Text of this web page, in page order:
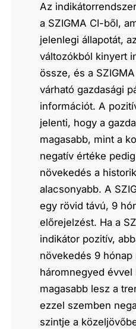
Az
a SZIGMA CI-ből,
jelenlegi állapotát,
változókból kinyert
össze, és a
várható gazdasági
információt. A
jelenti, hogy a
magasabb, mint a
negatív értéke
növekedés a
alacsonyabb. A
egy rövid távú, 9
előrejelzést. Ha a
indikátor pozitív,
növekedés 9 hónap
háromnegyed évvel
magasabb lesz a
ezzel szemben
szintje a